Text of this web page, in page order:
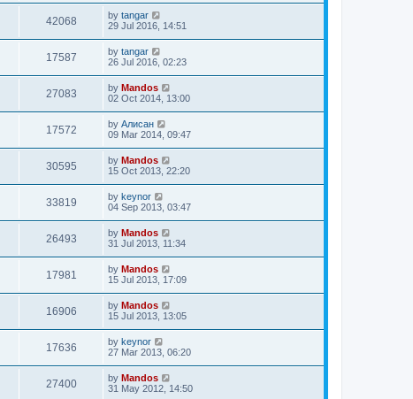
42068 by tangar
29 Jul 2016, 14:51
17587 by tangar
26 Jul 2016, 02:23
27083 by Mandos
02 Oct 2014, 13:00
17572 by Алисан
09 Mar 2014, 09:47
30595 by Mandos
15 Oct 2013, 22:20
33819 by keynor
04 Sep 2013, 03:47
26493 by Mandos
31 Jul 2013, 11:34
17981 by Mandos
15 Jul 2013, 17:09
16906 by Mandos
15 Jul 2013, 13:05
17636 by keynor
27 Mar 2013, 06:20
27400 by Mandos
31 May 2012, 14:50